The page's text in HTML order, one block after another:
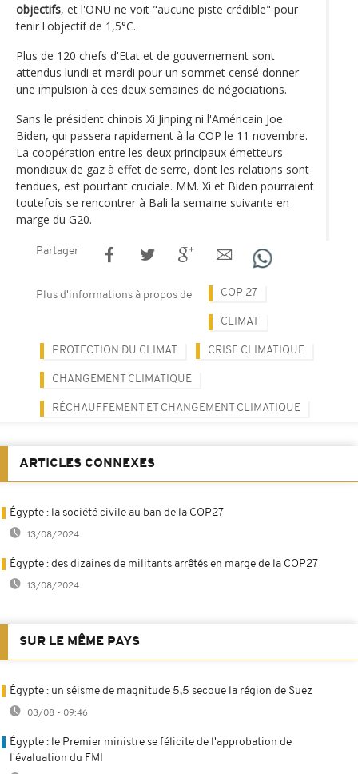
objectifs, et l'ONU ne voit "aucune piste crédible" pour
tenir l'objectif de 1,5°C.
Plus de 120 chefs d'Etat et de gouvernement sont
attendus lundi et mardi pour un sommet censé donner
une impulsion à ces deux semaines de négociations.
Sans le président chinois Xi Jinping ni l'Américain Joe
Biden, qui passera rapidement à la COP le 11 novembre.
La coopération entre les deux principaux émetteurs
mondiaux de gaz à effet de serre, dont les relations sont
tendues, est pourtant cruciale. MM. Xi et Biden pourraient
toutefois se rencontrer à Bali la semaine suivante en
marge du G20.
Partager
Plus d'informations à propos de COP 27
CLIMAT
PROTECTION DU CLIMAT CRISE CLIMATIQUE
CHANGEMENT CLIMATIQUE
RÉCHAUFFEMENT ET CHANGEMENT CLIMATIQUE
ARTICLES CONNEXES
Égypte : la société civile au ban de la COP27
13/08/2024
Égypte : des dizaines de militants arrêtés en marge de la COP27
13/08/2024
SUR LE MÊME PAYS
Égypte : un séisme de magnitude 5,5 secoue la région de Suez
03/08 - 09:46
Égypte : le Premier ministre se félicite de l'approbation de
l'évaluation du FMI